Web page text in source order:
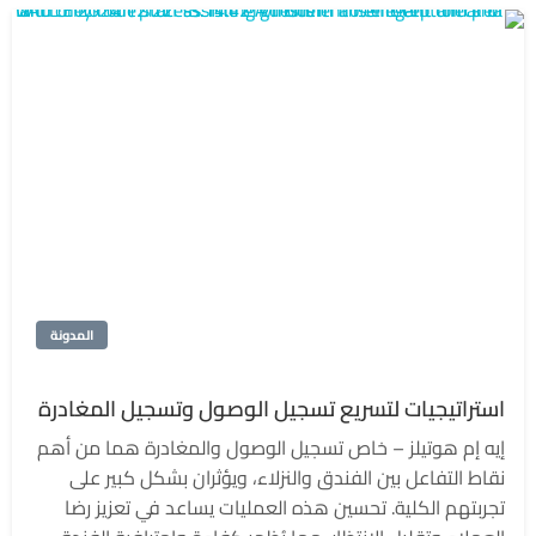
المدونة
استراتيجيات لتسريع تسجيل الوصول وتسجيل المغادرة
إيه إم هوتيلز – خاص تسجيل الوصول والمغادرة هما من أهم
نقاط التفاعل بين الفندق والنزلاء، ويؤثران بشكل كبير على
تجربتهم الكلية. تحسين هذه العمليات يساعد في تعزيز رضا